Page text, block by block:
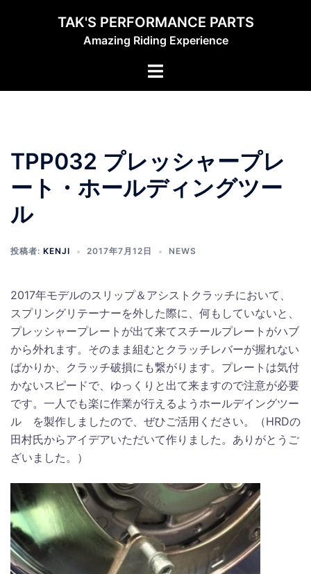
TAK'S PERFORMANCE PARTS
Amazing Riding Experience
ト
ュ
ー
TPP032 プレッシャープレ
ート・ホールディングツー
ル
投稿者: KENJI 2017年7月12日 NEWS
2017年モデルのスリップ＆アシストクラッチにおいて、
スプリングリテーナーを外した際に、何もしていないと、
プレッシャープレートが出て来てスチールプレートがハブ
から外れます。そのまま組むとクラッチレバーが握れない
ばかりか、クラッチ破損にも繋がります。プレートは気付
かないスピードで、ゆっくりと出て来ますので注意が必要
です。一人でも楽に作業が行えるようホールデイングツー
ル を製作しましたので、ぜひご活用ください。（HRDの
田村氏からアイデアいただいて作りました。ありがとうご
ざいました。）